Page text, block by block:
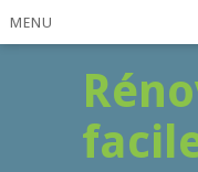
MENU